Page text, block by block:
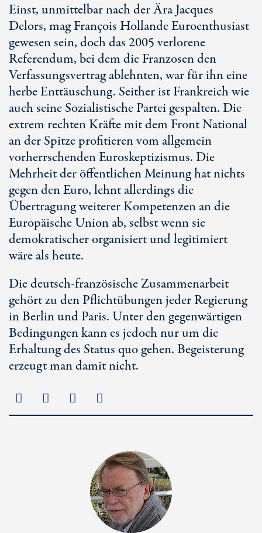
Einst, unmittelbar nach der Ära Jacques
Delors, mag François Hollande Euroenthusiast
gewesen sein, doch das 2005 verlorene
Referendum, bei dem die Franzosen den
Verfassungsvertrag ablehnten, war für ihn eine
herbe Enttäuschung. Seither ist Frankreich wie
auch seine Sozialistische Partei gespalten. Die
extrem rechten Kräfte mit dem Front National
an der Spitze profitieren vom allgemein
vorherrschenden Euroskeptizismus. Die
Mehrheit der öffentlichen Meinung hat nichts
gegen den Euro, lehnt allerdings die
Übertragung weiterer Kompetenzen an die
Europäische Union ab, selbst wenn sie
demokratischer organisiert und legitimiert
wäre als heute.
Die deutsch-französische Zusammenarbeit
gehört zu den Pflichtübungen jeder Regierung
in Berlin und Paris. Unter den gegenwärtigen
Bedingungen kann es jedoch nur um die
Erhaltung des Status quo gehen. Begeisterung
erzeugt man damit nicht.